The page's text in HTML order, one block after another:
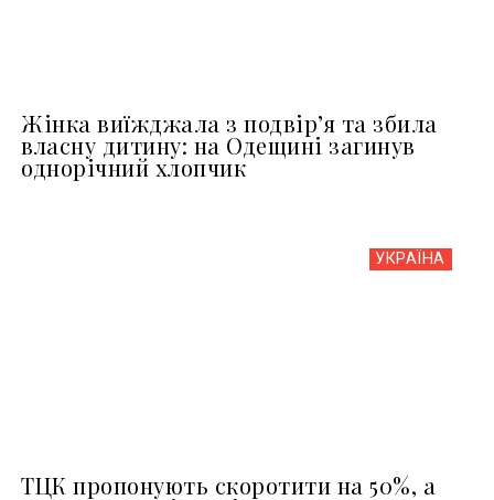
Жінка виїжджала з подвір’я та збила
власну дитину: на Одещині загинув
однорічний хлопчик
УКРАЇНА
ТЦК пропонують скоротити на 50%, а